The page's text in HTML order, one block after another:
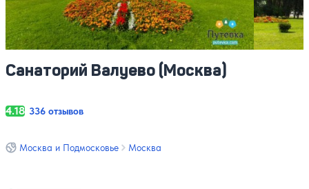
Санаторий Валуево (Москва)
Москва и Подмосковье Москва
4.18 336 отзывов